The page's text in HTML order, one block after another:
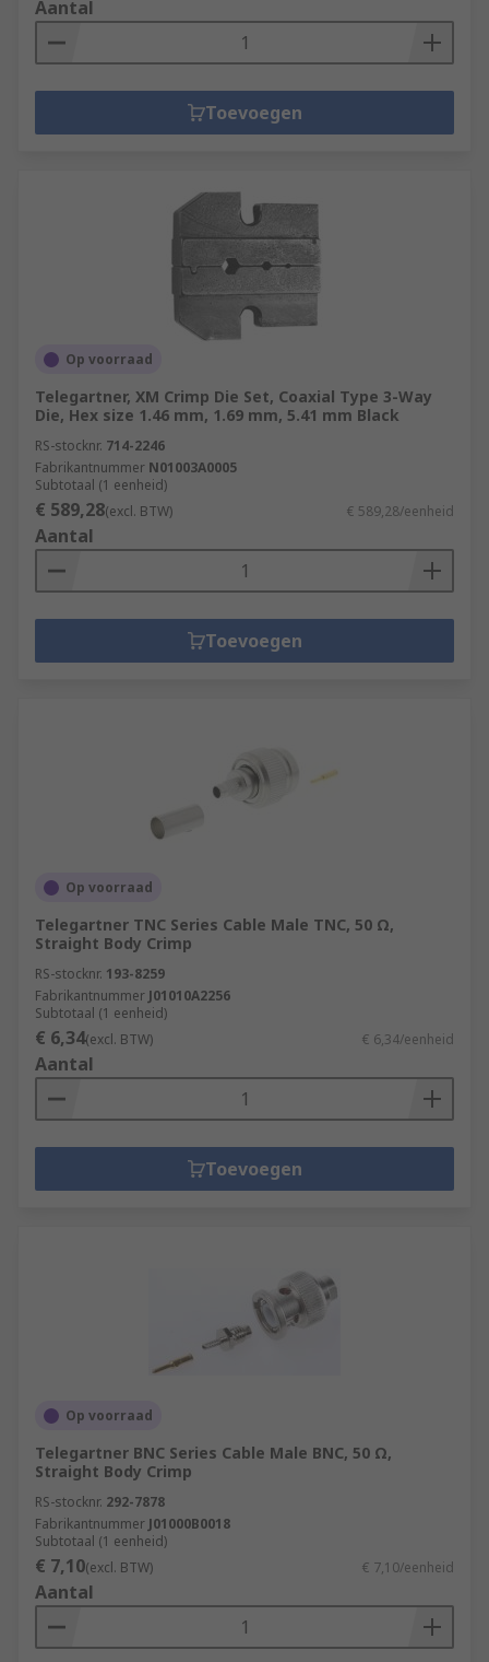
Aantal
Toevoegen
Op voorraad
Telegartner, XM Crimp Die Set, Coaxial Type 3-Way
Die, Hex size 1.46 mm, 1.69 mm, 5.41 mm Black
RS-stocknr. 714-2246
Fabrikantnummer N01003A0005
Subtotaal (1 eenheid)
€ 589,28(excl. BTW) € 589,28/eenheid
Aantal
Toevoegen
Op voorraad
Telegartner TNC Series Cable Male TNC, 50 Ω,
Straight Body Crimp
RS-stocknr. 193-8259
Fabrikantnummer J01010A2256
Subtotaal (1 eenheid)
€ 6,34(excl. BTW) € 6,34/eenheid
Aantal
Toevoegen
Op voorraad
Telegartner BNC Series Cable Male BNC, 50 Ω,
Straight Body Crimp
RS-stocknr. 292-7878
Fabrikantnummer J01000B0018
Subtotaal (1 eenheid)
€ 7,10(excl. BTW) € 7,10/eenheid
Aantal